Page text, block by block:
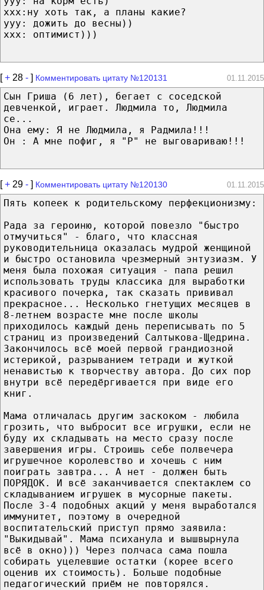
ххх:ну хоть так, а планы какие?
ууу: дожить до весны))
ххх: оптимист)))
[+ 28 - ] Комментировать цитату №120131 01.11.2015
Сын Гриша (6 лет), бегает с соседской
девченкой, играет. Людмила то, Людмила
се...
Она ему: Я не Людмила, я Радмила!!!
Он : А мне пофиг, я "Р" не выговариваю!!!
[+ 29 - ] Комментировать цитату №120130 01.11.2015
Пять копеек к родительскому перфекционизму:
Рада за героиню, которой повезло "быстро
отмучиться" - благо, что классная
руководительница оказалась мудрой женщиной
и быстро остановила чрезмерный энтузиазм. У
меня была похожая ситуация - папа решил
использовать труды классика для выработки
красивого почерка, так сказать прививал
прекрасное... Несколько гнетущих месяцев в
8-летнем возрасте мне после школы
приходилось каждый день переписывать по 5
страниц из произведений Салтыкова-Щедрина.
Закончилось всё моей первой грандиозной
истерикой, разрыванием тетради и жуткой
ненавистью к творчеству автора. До сих пор
внутри всё передёргивается при виде его
книг.
Мама отличалась другим заскоком - любила
грозить, что выбросит все игрушки, если не
буду их складывать на место сразу после
завершения игры. Строишь себе полвечера
игрушечное королевство и хочешь с ним
поиграть завтра... А нет - должен быть
ПОРЯДОК. И всё заканчивается спектаклем со
складыванием игрушек в мусорные пакеты.
После 3-4 подобных акций у меня выработался
иммунитет, поэтому в очередной
воспитательский приступ прямо заявила:
"Выкидывай". Мама психанула и вышвырнула
всё в окно))) Через полчаса сама пошла
собирать уцелевшие остатки (корее всего
оценив их стоимость). Больше подобные
педагогический приём не повторялся.